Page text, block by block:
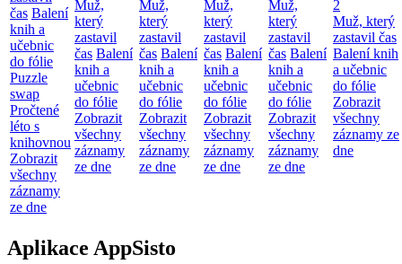
čas Balení
knih a
učebnic
do fólie
Puzzle
swap
Pročtené
léto s
knihovnou
Zobrazit
všechny
záznamy
ze dne
Muž,
který
zastavil
čas Balení
knih a
učebnic
do fólie
Zobrazit
všechny
záznamy
ze dne
Muž,
který
zastavil
čas Balení
knih a
učebnic
do fólie
Zobrazit
všechny
záznamy
ze dne
Muž,
který
zastavil
čas Balení
knih a
učebnic
do fólie
Zobrazit
všechny
záznamy
ze dne
Muž,
který
zastavil
čas Balení
knih a
učebnic
do fólie
Zobrazit
všechny
záznamy
ze dne
2
Muž, který
zastavil čas
Balení knih
a učebnic
do fólie
Zobrazit
všechny
záznamy ze
dne
Aplikace AppSisto